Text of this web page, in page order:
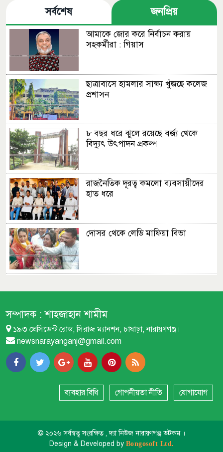
সর্বশেষ জনপ্রিয়
আমাকে জোর করে নির্বাচন করায়
সহকর্মীরা : গিয়াস
ছাত্রাবাসে হামলার সাক্ষ্য খুঁজছে কলেজ
প্রশাসন
৮ বছর ধরে ঝুলে রয়েছে বর্জ্য থেকে
বিদ্যুৎ উৎপাদন প্রকল্প
রাজনৈতিক দূরত্ব কমলো ব্যবসায়ীদের
হাত ধরে
দোসর থেকে লেডি মাফিয়া বিভা
পুলিশকে পরামর্শ ডিসির
বন্দরে কবুতর বেচাকেনা নিয়ে বিরোধে
৩ জনকে ছুরিকাঘাত
ক্লুলেস অটোচালক ওয়ালি উল্লাহ হত্যা
মামলার রহস্য উন্মোচন
বন্দরে সরকারি খাল বেদখলের প্রতিবাদে
এলাকাবাসীর সংবাদ সম্মেলন
সম্পাদক :শাহজাহান শামীম
১৯৩ প্রেসিডেন্ট রোড, সিরাজ ম্যানশন, চাষাঢ়া, নারায়ণগঞ্জ।
newsnarayanganj@gmail.com
ব্যবহার বিধি গোপনীয়তা নীতি যোগাযোগ
© ২০২৬ সর্বস্বত্ব সংরক্ষিত , দ্যা নিউজ নারায়ণগঞ্জ ডটকম ।
Design & Developed by Bongosoft Ltd.